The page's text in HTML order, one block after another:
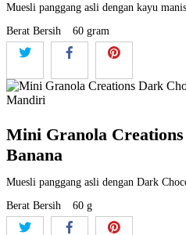
Muesli panggang asli dengan kayu
Berat Bersih
60 gram
Mini Granola
Banana
Muesli panggang asli dengan Dark
Berat Bersih
60 g